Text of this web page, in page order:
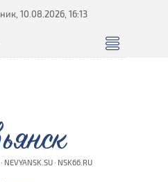
10.08.2026, 16:13
NEVYANSK.SU · NSK66.RU